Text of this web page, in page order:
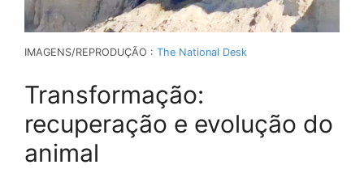
IMAGENS/REPRODUÇÃO : The National Desk
Transformação:
recuperação e evolução do
animal